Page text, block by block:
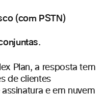
(com PSTN)
.
Plan, a resposta tem
de clientes
e em nuvem